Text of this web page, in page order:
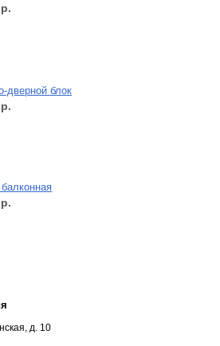
р.
дверной блок
р.
р.
д. 10